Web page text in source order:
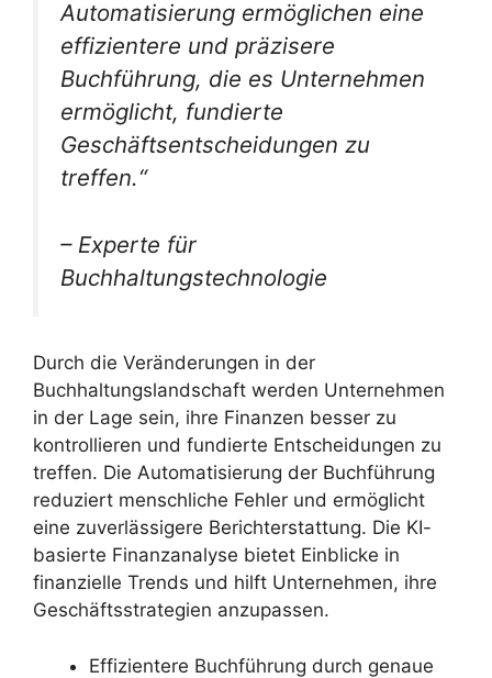
Automatisierung ermöglichen eine
effizientere und präzisere
Buchführung, die es Unternehmen
ermöglicht, fundierte
Geschäftsentscheidungen zu
treffen.“
– Experte für
Buchhaltungstechnologie
Durch die Veränderungen in der
Buchhaltungslandschaft werden Unternehmen
in der Lage sein, ihre Finanzen besser zu
kontrollieren und fundierte Entscheidungen zu
treffen. Die Automatisierung der Buchführung
reduziert menschliche Fehler und ermöglicht
eine zuverlässigere Berichterstattung. Die KI-
basierte Finanzanalyse bietet Einblicke in
finanzielle Trends und hilft Unternehmen, ihre
Geschäftsstrategien anzupassen.
Effizientere Buchführung durch genaue